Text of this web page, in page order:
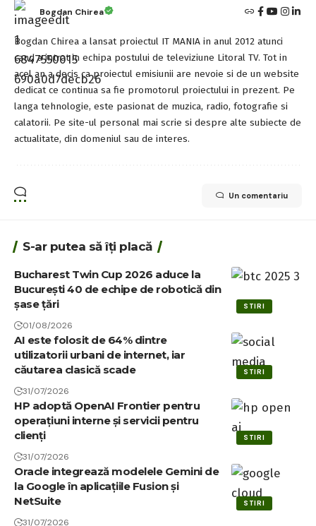
Bogdan Chirea
Bogdan Chirea a lansat proiectul IT MANIA in anul 2012 atunci
cand a intrat in echipa postului de televiziune Litoral TV. Tot in
acel an a decis ca proiectul emisiunii are nevoie si de un website
dedicat ce continua sa fie promotorul proiectului in prezent. Pe
langa tehnologie, este pasionat de muzica, radio, fotografie si
calatorii. Pe site-ul personal mai scrie si despre alte subiecte de
actualitate, din domeniul sau de interes.
Un comentariu
S-ar putea să îți placă
STIRI
Bucharest Twin Cup 2026 aduce la
București 40 de echipe de robotică din
șase țări
01/08/2026
STIRI
AI este folosit de 64% dintre
utilizatorii urbani de internet, iar
căutarea clasică scade
31/07/2026
STIRI
HP adoptă OpenAI Frontier pentru
operațiuni interne și servicii pentru
clienți
31/07/2026
STIRI
Oracle integrează modelele Gemini de
la Google în aplicațiile Fusion și
NetSuite
31/07/2026